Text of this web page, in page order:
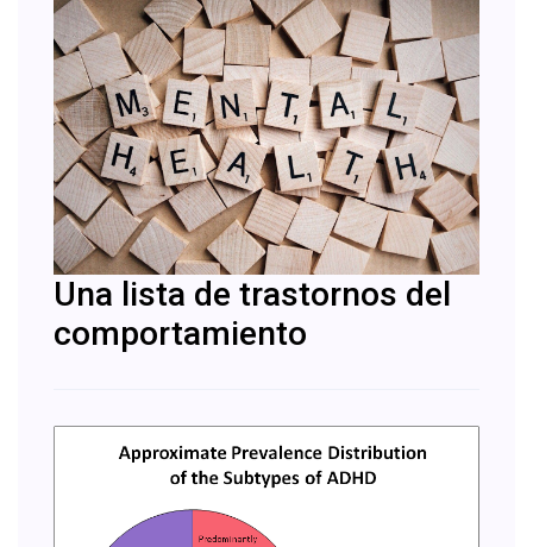
Una lista de trastornos del
comportamiento